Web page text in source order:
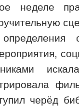
неделе
определения
черёд